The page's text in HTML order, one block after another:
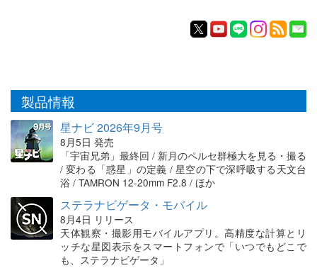
製品情報
星ナビ 2026年9月号
8月5日 発売
「宇宙兄弟」最終回 / 新月のペルセ群極大を見る・撮る
/ 変わる「惑星」の定義 / 星空の下で深呼吸する天文台
浴 / TAMRON 12-20mm F2.8 / ほか
ステラナビゲータ・モバイル
8月4日 リリース
天体観察・撮影用モバイルアプリ。高精度な計算とリ
ッチな星図表示をスマートフォンで「いつでもどこで
も、ステラナビゲータ」